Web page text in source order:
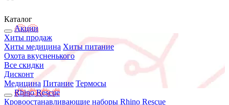
Каталог
Акции
Хиты продаж
Хиты медицина Хиты питание
Охота вкусненького
Все скидки
Дисконт
Медицина Питание Термосы
Rhino Rescue
Кровоостанавливающие наборы Rhino Rescue